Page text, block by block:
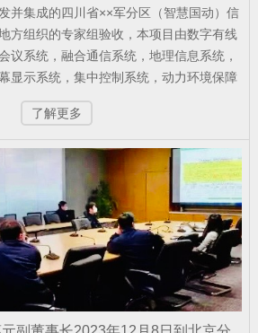
07
连续中标两个军队核心信
13
息化平台成功试运行
12
并集成的四川省××军分区（智慧国动）信
方组织的专家组验收，本项目由数字有线
议系统，融合通信系统，地理信息系统，
显示系统，集中控制系统，动力环境保障
川省国防动员部门的示范项目，系统平台
和地方领导的高度肯定。
了解更多